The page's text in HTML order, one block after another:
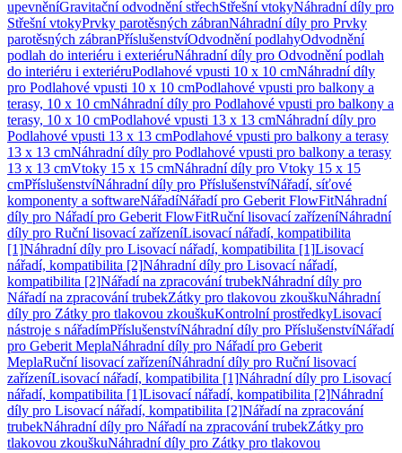
upevněníGravitační odvodnění střechStřešní vtokyNáhradní díly pro
Střešní vtokyPrvky parotěsných zábranNáhradní díly pro Prvky
parotěsných zábranPříslušenstvíOdvodnění podlahyOdvodnění
podlah do interiéru i exteriéruNáhradní díly pro Odvodnění podlah
do interiéru i exteriéruPodlahové vpusti 10 x 10 cmNáhradní díly
pro Podlahové vpusti 10 x 10 cmPodlahové vpusti pro balkony a
terasy, 10 x 10 cmNáhradní díly pro Podlahové vpusti pro balkony a
terasy, 10 x 10 cmPodlahové vpusti 13 x 13 cmNáhradní díly pro
Podlahové vpusti 13 x 13 cmPodlahové vpusti pro balkony a terasy
13 x 13 cmNáhradní díly pro Podlahové vpusti pro balkony a terasy
13 x 13 cmVtoky 15 x 15 cmNáhradní díly pro Vtoky 15 x 15
cmPříslušenstvíNáhradní díly pro PříslušenstvíNářadí, síťové
komponenty a softwareNářadíNářadí pro Geberit FlowFitNáhradní
díly pro Nářadí pro Geberit FlowFitRuční lisovací zařízeníNáhradní
díly pro Ruční lisovací zařízeníLisovací nářadí, kompatibilita
[1]Náhradní díly pro Lisovací nářadí, kompatibilita [1]Lisovací
nářadí, kompatibilita [2]Náhradní díly pro Lisovací nářadí,
kompatibilita [2]Nářadí na zpracování trubekNáhradní díly pro
Nářadí na zpracování trubekZátky pro tlakovou zkouškuNáhradní
díly pro Zátky pro tlakovou zkouškuKontrolní prostředkyLisovací
nástroje s nářadímPříslušenstvíNáhradní díly pro PříslušenstvíNářadí
pro Geberit MeplaNáhradní díly pro Nářadí pro Geberit
MeplaRuční lisovací zařízeníNáhradní díly pro Ruční lisovací
zařízeníLisovací nářadí, kompatibilita [1]Náhradní díly pro Lisovací
nářadí, kompatibilita [1]Lisovací nářadí, kompatibilita [2]Náhradní
díly pro Lisovací nářadí, kompatibilita [2]Nářadí na zpracování
trubekNáhradní díly pro Nářadí na zpracování trubekZátky pro
tlakovou zkouškuNáhradní díly pro Zátky pro tlakovou